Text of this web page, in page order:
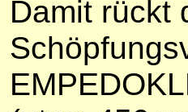
Damit rückt